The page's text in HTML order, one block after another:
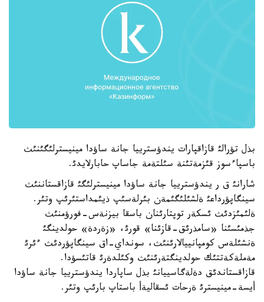
بذل تؤرالئ قازاقپارات يندؤسترييا جانة ساؤدا مينيسترلئگئنئث
باسپاءسوز قئزمةتئنة سئلتةمة جاساپ حابارلايدئ.
شارانئ ق ر يندؤسترييا جانة ساؤدا مينيسترلئگئ قازاقستاننئث
سينگاپؤرداعئ ةلشئلئگئمةن بئرلةسئپ ذيئمداستئرئپ وتئر.
ةلئمئزدئث ئسكةر توپتارئنان باسقا بيزنةس-فورؤمنئث
جذمئسئنا «سامذرئق-قازئنا» قورئ، «زةردة» حولدينگئ
ةنشئلةس كومپانييالارئنئث، سونداي-اق سينگاپؤردئث ءئرئ
مةملةكةتتئك حولدينگتةرئنئث وكئلدةرئ قاتئسؤدا.
قازاقستاندئق دةلةگاسييانئ بذل ساپاردا يندؤسترييا جانة ساؤدا
أيسة-مينيسترئ ةرحات ئسقاليةأ باستاپ بارئپ وتئر.